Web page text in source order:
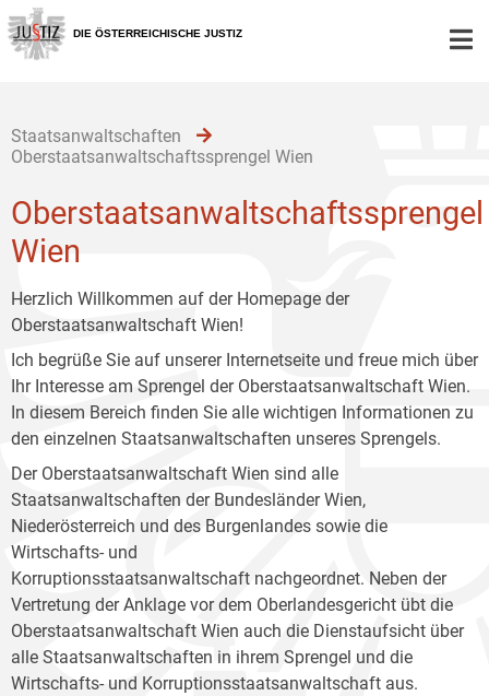
Zur
Hauptnavigation
[1]
Zum
Inhalt
[2]
Zum
Untermenü
[3]
DIE ÖSTERREICHISCHE JUSTIZ
Staatsanwaltschaften
Oberstaatsanwaltschaftssprengel Wien
Oberstaatsanwaltschaftssprengel
Wien
Herzlich Willkommen auf der Homepage der
Oberstaatsanwaltschaft Wien!
Ich begrüße Sie auf unserer Internetseite und freue mich über
Ihr Interesse am Sprengel der Oberstaatsanwaltschaft Wien.
In diesem Bereich finden Sie alle wichtigen Informationen zu
den einzelnen Staatsanwaltschaften unseres Sprengels.
Der Oberstaatsanwaltschaft Wien sind alle
Staatsanwaltschaften der Bundesländer Wien,
Niederösterreich und des Burgenlandes sowie die
Wirtschafts- und
Korruptionsstaatsanwaltschaft nachgeordnet. Neben der
Vertretung der Anklage vor dem Oberlandesgericht übt die
Oberstaatsanwaltschaft Wien auch die Dienstaufsicht über
alle Staatsanwaltschaften in ihrem Sprengel und die
Wirtschafts- und Korruptionsstaatsanwaltschaft aus.